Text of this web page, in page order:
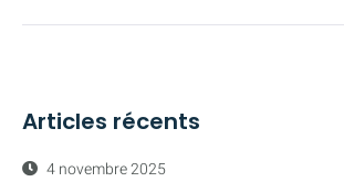
Articles récents
4 novembre 2025